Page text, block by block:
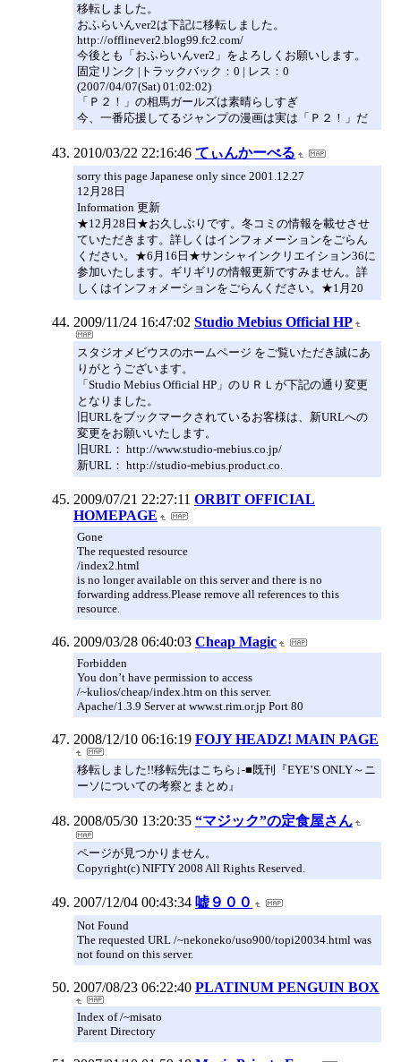
移転しました。
おふらいんver2は下記に移転しました。
http://offlinever2.blog99.fc2.com/
今後とも「おふらいんver2」をよろしくお願いします。
固定リンク |トラックバック：0 | レス：0
(2007/04/07(Sat) 01:02:02)
「Ｐ２！」の相馬ガールズは素晴らしすぎ
今、一番応援してるジャンプの漫画は実は「Ｐ２！」だ
2010/03/22 22:16:46 てぃんかーべる
sorry this page Japanese only since 2001.12.27
12月28日
Information 更新
★12月28日★お久しぶりです。冬コミの情報を載せさせ
ていただきます。詳しくはインフォメーションをごらん
ください。★6月16日★サンシャインクリエイション36に
参加いたします。ギリギリの情報更新ですみません。詳
しくはインフォメーションをごらんください。★1月20
2009/11/24 16:47:02 Studio Mebius Official HP
スタジオメビウスのホームページ をご覧いただき誠にあ
りがとうございます。
「Studio Mebius Official HP」のＵＲＬが下記の通り変更
となりました。
旧URLをブックマークされているお客様は、新URLへの
変更をお願いいたします。
旧URL： http://www.studio-mebius.co.jp/
新URL： http://studio-mebius.product.co.
2009/07/21 22:27:11 ORBIT OFFICIAL
HOMEPAGE
Gone
The requested resource
/index2.html
is no longer available on this server and there is no
forwarding address.Please remove all references to this
resource.
2009/03/28 06:40:03 Cheap Magic
Forbidden
You don’t have permission to access
/~kulios/cheap/index.htm on this server.
Apache/1.3.9 Server at www.st.rim.or.jp Port 80
2008/12/10 06:16:19 FOJY HEADZ! MAIN PAGE
移転しました!!移転先はこちら↓-■既刊『EYE’S ONLY～ニ
ーソについての考察とまとめ』
2008/05/30 13:20:35 “マジック”の定食屋さん
ページが見つかりません。
Copyright(c) NIFTY 2008 All Rights Reserved.
2007/12/04 00:43:34 嘘９００
Not Found
The requested URL /~nekoneko/uso900/topi20034.html was
not found on this server.
2007/08/23 06:22:40 PLATINUM PENGUIN BOX
Index of /~misato
Parent Directory